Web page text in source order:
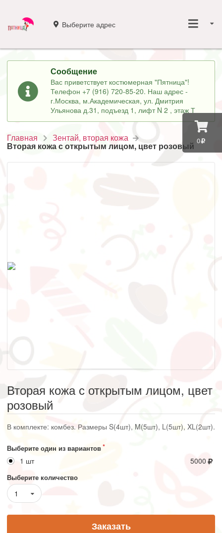
0
Выберите адрес
Сообщение
Вас приветствует костюмерная "Пятница"!
Телефон +7 (916) 720-85-20. Наш адрес -
г.Москва, м.Академическая, ул. Дмитрия
Ульянова д.31, подъезд 1, лифт N 2 , этаж Т
Главная Зентай, вторая кожа
Вторая кожа с открытым лицом, цвет розовый
Вторая кожа с открытым лицом, цвет
розовый
В комплекте: комбез. Размеры S(4шт), M(5шт), L(5шт), XL(2шт).
Выберите один из вариантов
1 шт 5000
Выберите количество
1
Заказать